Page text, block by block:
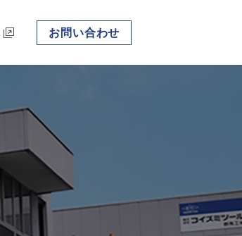
お問い合わせ